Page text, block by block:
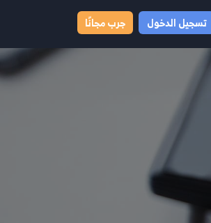
تسجيل الدخول جرب مجانًا